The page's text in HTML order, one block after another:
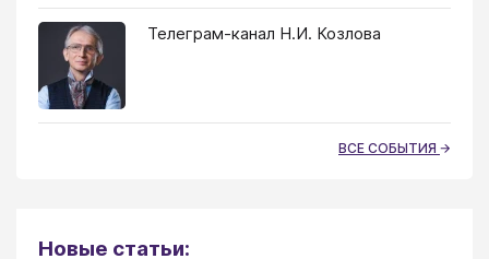
Телеграм-канал Н.И. Козлова
ВСЕ СОБЫТИЯ
Новые статьи: